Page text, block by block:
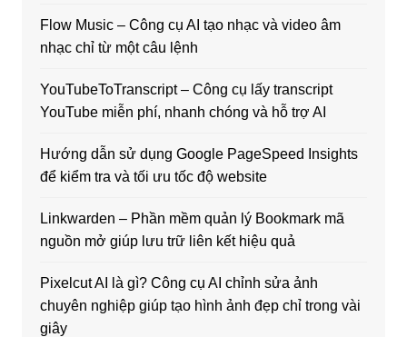
Flow Music – Công cụ AI tạo nhạc và video âm
nhạc chỉ từ một câu lệnh
YouTubeToTranscript – Công cụ lấy transcript
YouTube miễn phí, nhanh chóng và hỗ trợ AI
Hướng dẫn sử dụng Google PageSpeed Insights
để kiểm tra và tối ưu tốc độ website
Linkwarden – Phần mềm quản lý Bookmark mã
nguồn mở giúp lưu trữ liên kết hiệu quả
Pixelcut AI là gì? Công cụ AI chỉnh sửa ảnh
chuyên nghiệp giúp tạo hình ảnh đẹp chỉ trong vài
giây